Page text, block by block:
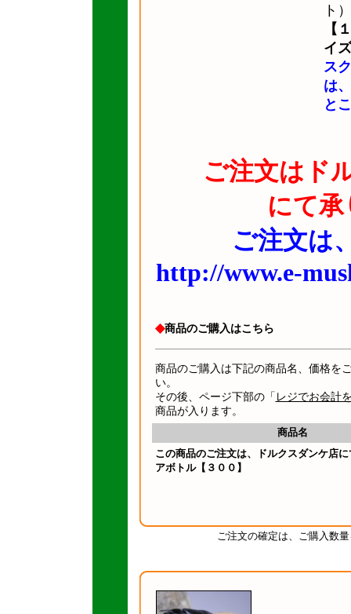
ト）
【
イ
ス
は
と
ご注文はド
にて
ご注文は
http://www.e-
◆商品のご購入はこちら
商品のご購入は下記の商品名、価格を
い。
その後、ページ下部の「 レジでお会計
商品が入ります。
商品名
この商品のご注文は、ドルクスダンケ店
アボトル【３００】
ご注文の確定は、ご購入数